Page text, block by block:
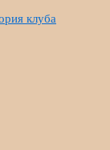
клуба